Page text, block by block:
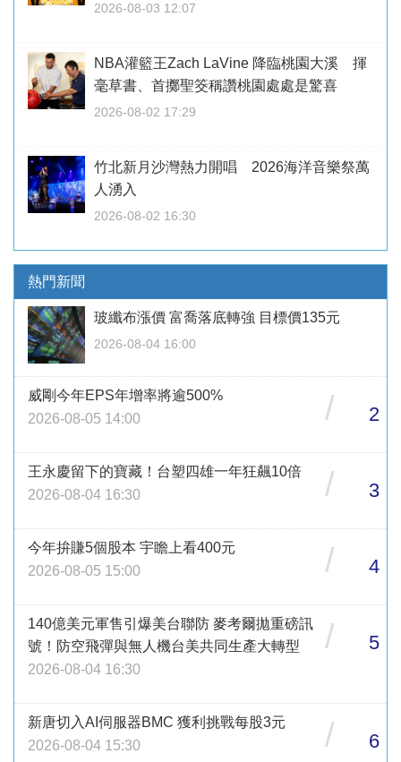
2026-08-03 12:07
NBA灌籃王Zach LaVine 降臨桃園大溪 揮
毫草書、首擲聖筊稱讚桃園處處是驚喜
2026-08-02 17:29
竹北新月沙灣熱力開唱 2026海洋音樂祭萬
人湧入
2026-08-02 16:30
熱門新聞
玻纖布漲價 富喬落底轉強 目標價135元
2026-08-04 16:00
威剛今年EPS年增率將逾500%
2026-08-05 14:00
/ 2
王永慶留下的寶藏！台塑四雄一年狂飆10倍
2026-08-04 16:30
/ 3
今年拚賺5個股本 宇瞻上看400元
2026-08-05 15:00
/ 4
140億美元軍售引爆美台聯防 麥考爾拋重磅訊
號！防空飛彈與無人機台美共同生產大轉型
2026-08-04 16:30
/ 5
新唐切入AI伺服器BMC 獲利挑戰每股3元
2026-08-04 15:30
/ 6